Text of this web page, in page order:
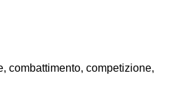
combattimento, competizione,